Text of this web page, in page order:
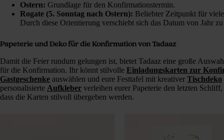
Ostern: Grundlage für den Konfirmationstermin.
Rogate (5. Sonntag nach Ostern): Beliebter Zeitpunkt für
Durch diese Orientierung verschiebt sich das Datum von Jahr
Papeterie und Deko für die Konfirmation von Tadaaz
Damit die Feier rundum gelungen ist, bietet Tadaaz eine große
für die Konfirmation. Ihr könnt stilvolle Einladungskarten zur
Gastgeschenke auswählen und eure Festtafel mit kreativer Tischdeko
personalisierte Aufkleber verleihen eurer Papeterie den letzten Schliff,
dass die Karten stilvoll übergeben werden.